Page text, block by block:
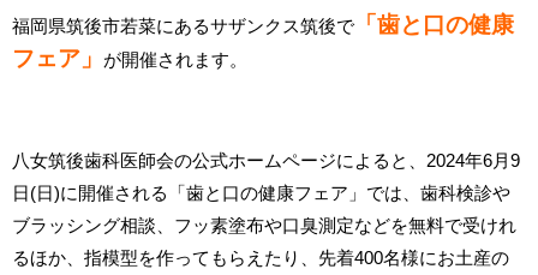
福岡県筑後市若菜にあるサザンクス筑後で
「歯と口の健康
フェア」
が開催されます。
八女筑後歯科医師会の公式ホームページによると、2024年6月9
日(日)に開催される「歯と口の健康フェア」では、歯科検診や
ブラッシング相談、フッ素塗布や口臭測定などを無料で受けれ
るほか、指模型を作ってもらえたり、先着400名様にお土産の